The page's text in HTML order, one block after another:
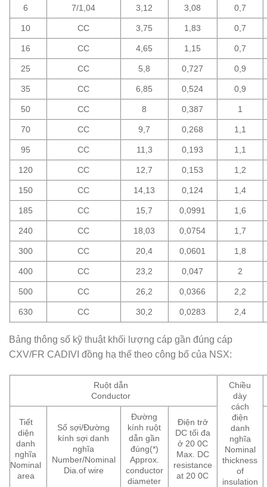
6 7/1,04 3,12 3,08 0,7
10 CC 3,75 1,83 0,7
16 CC 4,65 1,15 0,7
25 CC 5,8 0,727 0,9
35 CC 6,85 0,524 0,9
50 CC 8 0,387 1
70 CC 9,7 0,268 1,1
95 CC 11,3 0,193 1,1
120 CC 12,7 0,153 1,2
150 CC 14,13 0,124 1,4
185 CC 15,7 0,0991 1,6
240 CC 18,03 0,0754 1,7
300 CC 20,4 0,0601 1,8
400 CC 23,2 0,047 2
500 CC 26,2 0,0366 2,2
630 CC 30,2 0,0283 2,4
Bảng thông số kỹ thuật khối lượng cáp gần đúng cáp
CXV/FR CADIVI đồng hạ thế theo công bố của NSX:
Ruột dẫn
Conductor
Chiều
dày
cách
điện
danh
nghĩa
Nominal
thickness
of
insulation
Tiết
diện
danh
nghĩa
Nominal
area
Số sợi/Đường
kính sợi danh
nghĩa
Number/Nominal
Dia.of wire
Đường
kính ruột
dẫn gần
đúng(*)
Approx.
conductor
diameter
Điện trở
DC tối đa
ở 20 0C
Max. DC
resistance
at 20 0C